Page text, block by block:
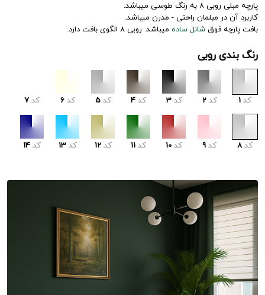
پارچه مبلی روبی 8 به رنگ طوسی میباشد.
کاربرد آن در مبلمان راحتی - مدرن میباشد.
بافت پارچه فوق شانل ساده میباشد. روبی 8 الگوی بافت دارد.
رنگ بندی روبی
کد 1 کد 2 کد 3 کد 4 کد 5 کد 6 کد 7
کد 8 کد 9 کد 10 کد 11 کد 12 کد 13 کد 14